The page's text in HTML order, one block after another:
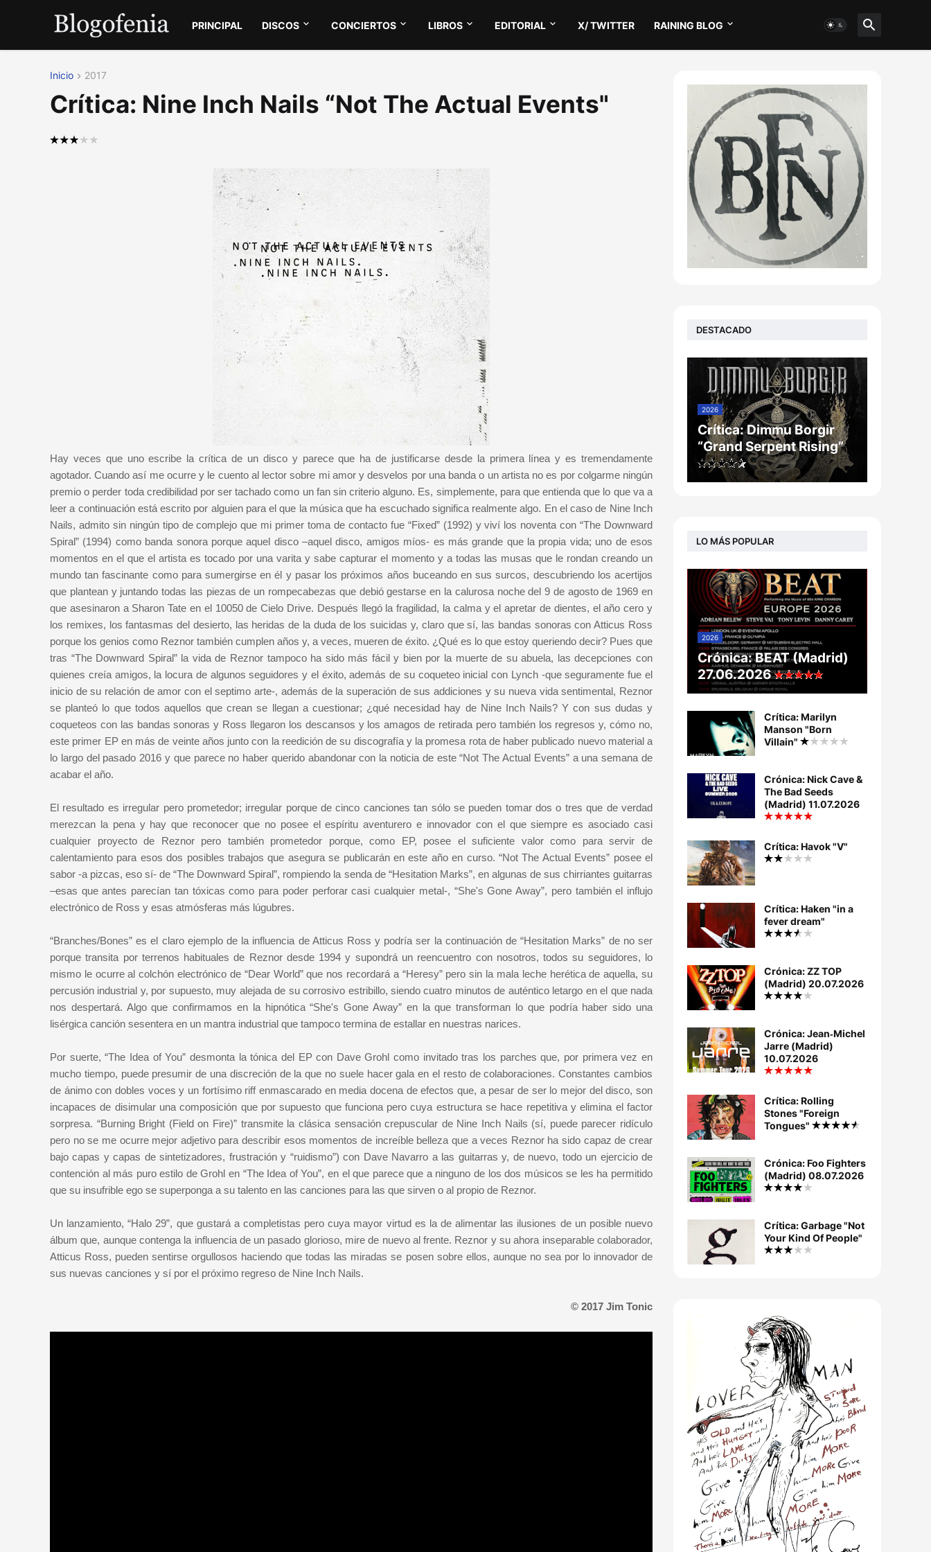
PRINCIPAL DISCOS CONCIERTOS LIBROS EDITORIAL X/ TWITTER RAINING BLOG
Inicio 2017
Crítica: Nine Inch Nails “Not The Actual Events"
Hay veces que uno escribe la crítica de un disco y parece que ha de justificarse desde la primera línea y es tremendamente
agotador. Cuando así me ocurre y le cuento al lector sobre mi amor y desvelos por una banda o un artista no es por colgarme ningún
premio o perder toda credibilidad por ser tachado como un fan sin criterio alguno. Es, simplemente, para que entienda que lo que va a
leer a continuación está escrito por alguien para el que la música que ha escuchado significa realmente algo. En el caso de Nine Inch
Nails, admito sin ningún tipo de complejo que mi primer toma de contacto fue “Fixed” (1992) y viví los noventa con “The Downward
Spiral” (1994) como banda sonora porque aquel disco –aquel disco, amigos míos- es más grande que la propia vida; uno de esos
momentos en el que el artista es tocado por una varita y sabe capturar el momento y a todas las musas que le rondan creando un
mundo tan fascinante como para sumergirse en él y pasar los próximos años buceando en sus surcos, descubriendo los acertijos
que plantean y juntando todas las piezas de un rompecabezas que debió gestarse en la calurosa noche del 9 de agosto de 1969 en
que asesinaron a Sharon Tate en el 10050 de Cielo Drive. Después llegó la fragilidad, la calma y el apretar de dientes, el año cero y
los remixes, los fantasmas del desierto, las heridas de la duda de los suicidas y, claro que sí, las bandas sonoras con Atticus Ross
porque los genios como Reznor también cumplen años y, a veces, mueren de éxito. ¿Qué es lo que estoy queriendo decir? Pues que
tras “The Downward Spiral” la vida de Reznor tampoco ha sido más fácil y bien por la muerte de su abuela, las decepciones con
quienes creía amigos, la locura de algunos seguidores y el éxito, además de su coqueteo inicial con Lynch -que seguramente fue el
inicio de su relación de amor con el septimo arte-, además de la superación de sus addiciones y su nueva vida sentimental, Reznor
se planteó lo que todos aquellos que crean se llegan a cuestionar; ¿qué necesidad hay de Nine Inch Nails? Y con sus dudas y
coqueteos con las bandas sonoras y Ross llegaron los descansos y los amagos de retirada pero también los regresos y, cómo no,
este primer EP en más de veinte años junto con la reedición de su discografía y la promesa rota de haber publicado nuevo material a
lo largo del pasado 2016 y que parece no haber querido abandonar con la noticia de este “Not The Actual Events” a una semana de
acabar el año.
El resultado es irregular pero prometedor; irregular porque de cinco canciones tan sólo se pueden tomar dos o tres que de verdad
merezcan la pena y hay que reconocer que no posee el espíritu aventurero e innovador con el que siempre es asociado casi
cualquier proyecto de Reznor pero también prometedor porque, como EP, posee el suficiente valor como para servir de
calentamiento para esos dos posibles trabajos que asegura se publicarán en este año en curso. “Not The Actual Events” posee el
sabor -a pizcas, eso sí- de “The Downward Spiral”, rompiendo la senda de “Hesitation Marks”, en algunas de sus chirriantes guitarras
–esas que antes parecían tan tóxicas como para poder perforar casi cualquier metal-, “She's Gone Away”, pero también el influjo
electrónico de Ross y esas atmósferas más lúgubres.
“Branches/Bones” es el claro ejemplo de la influencia de Atticus Ross y podría ser la continuación de “Hesitation Marks” de no ser
porque transita por terrenos habituales de Reznor desde 1994 y supondrá un reencuentro con nosotros, todos su seguidores, lo
mismo le ocurre al colchón electrónico de “Dear World” que nos recordará a “Heresy” pero sin la mala leche herética de aquella, su
percusión industrial y, por supuesto, muy alejada de su corrosivo estribillo, siendo cuatro minutos de auténtico letargo en el que nada
nos despertará. Algo que confirmamos en la hipnótica “She's Gone Away” en la que transforman lo que podría haber sido una
lisérgica canción sesentera en un mantra industrial que tampoco termina de estallar en nuestras narices.
Por suerte, “The Idea of You” desmonta la tónica del EP con Dave Grohl como invitado tras los parches que, por primera vez en
mucho tiempo, puede presumir de una discreción de la que no suele hacer gala en el resto de colaboraciones. Constantes cambios
de ánimo con dobles voces y un fortísimo riff enmascarado en media docena de efectos que, a pesar de ser lo mejor del disco, son
incapaces de disimular una composición que por supuesto que funciona pero cuya estructura se hace repetitiva y elimina el factor
sorpresa. “Burning Bright (Field on Fire)” transmite la clásica sensación crepuscular de Nine Inch Nails (sí, puede parecer ridículo
pero no se me ocurre mejor adjetivo para describir esos momentos de increíble belleza que a veces Reznor ha sido capaz de crear
bajo capas y capas de sintetizadores, frustración y “ruidismo”) con Dave Navarro a las guitarras y, de nuevo, todo un ejercicio de
contención al más puro estilo de Grohl en “The Idea of You”, en el que parece que a ninguno de los dos músicos se les ha permitido
que su insufrible ego se superponga a su talento en las canciones para las que sirven o al propio de Reznor.
Un lanzamiento, “Halo 29”, que gustará a completistas pero cuya mayor virtud es la de alimentar las ilusiones de un posible nuevo
álbum que, aunque contenga la influencia de un pasado glorioso, mire de nuevo al frente. Reznor y su ahora inseparable colaborador,
Atticus Ross, pueden sentirse orgullosos haciendo que todas las miradas se posen sobre ellos, aunque no sea por lo innovador de
sus nuevas canciones y sí por el próximo regreso de Nine Inch Nails.
© 2017 Jim Tonic
DESTACADO
2026
Crítica: Dimmu Borgir
“Grand Serpent Rising”
LO MÁS POPULAR
2026
Crónica: BEAT (Madrid)
27.06.2026
Crítica: Marilyn
Manson "Born
Villain"
Crónica: Nick Cave &
The Bad Seeds
(Madrid) 11.07.2026
Crítica: Havok "V"
Crítica: Haken "in a
fever dream"
Crónica: ZZ TOP
(Madrid) 20.07.2026
Crónica: Jean‐Michel
Jarre (Madrid)
10.07.2026
Crítica: Rolling
Stones "Foreign
Tongues"
Crónica: Foo Fighters
(Madrid) 08.07.2026
Crítica: Garbage "Not
Your Kind Of People"